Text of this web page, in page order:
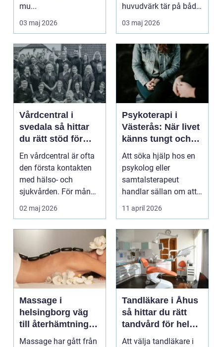
mu...
03 maj 2026
huvudvärk tär på både
ork och humör. Många
går länge ...
03 maj 2026
Vårdcentral i
svedala så hittar
du rätt stöd för
hela familjen
En vårdcentral är ofta
den första kontakten
med hälso- och
sjukvården. För många
i Svedala handlar v...
02 maj 2026
Psykoterapi i
Västerås: När livet
känns tungt och
du behöver prata
med någon
Att söka hjälp hos en
psykolog eller
samtalsterapeut
handlar sällan om att
vara svag....
11 april 2026
Massage i
helsingborg väg
till återhämtning
och hållbar hälsa
Massage har gått från
Tandläkare i Åhus
så hittar du rätt
tandvård för hela
familjen
Att välja tandläkare i